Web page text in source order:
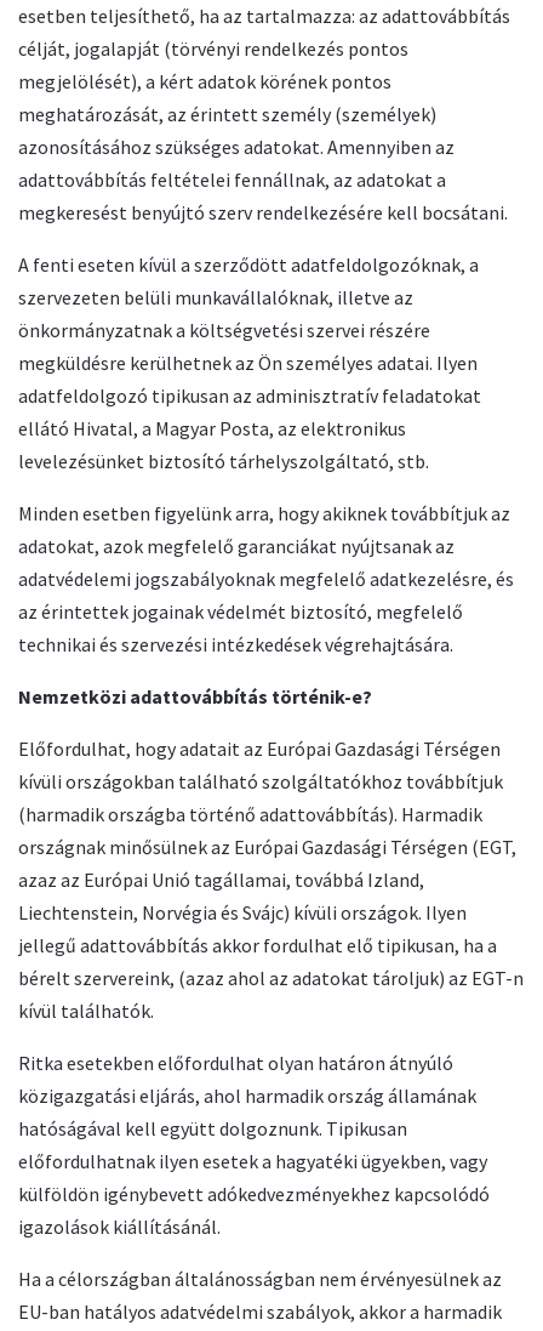
esetben teljesíthető, ha az tartalmazza: az adattovábbítás
célját, jogalapját (törvényi rendelkezés pontos
megjelölését), a kért adatok körének pontos
meghatározását, az érintett személy (személyek)
azonosításához szükséges adatokat. Amennyiben az
adattovábbítás feltételei fennállnak, az adatokat a
megkeresést benyújtó szerv rendelkezésére kell bocsátani.
A fenti eseten kívül a szerződött adatfeldolgozóknak, a
szervezeten belüli munkavállalóknak, illetve az
önkormányzatnak a költségvetési szervei részére
megküldésre kerülhetnek az Ön személyes adatai. Ilyen
adatfeldolgozó tipikusan az adminisztratív feladatokat
ellátó Hivatal, a Magyar Posta, az elektronikus
levelezésünket biztosító tárhelyszolgáltató, stb.
Minden esetben figyelünk arra, hogy akiknek továbbítjuk az
adatokat, azok megfelelő garanciákat nyújtsanak az
adatvédelemi jogszabályoknak megfelelő adatkezelésre, és
az érintettek jogainak védelmét biztosító, megfelelő
technikai és szervezési intézkedések végrehajtására.
Nemzetközi adattovábbítás történik-e?
Előfordulhat, hogy adatait az Európai Gazdasági Térségen
kívüli országokban található szolgáltatókhoz továbbítjuk
(harmadik országba történő adattovábbítás). Harmadik
országnak minősülnek az Európai Gazdasági Térségen (EGT,
azaz az Európai Unió tagállamai, továbbá Izland,
Liechtenstein, Norvégia és Svájc) kívüli országok. Ilyen
jellegű adattovábbítás akkor fordulhat elő tipikusan, ha a
bérelt szervereink, (azaz ahol az adatokat tároljuk) az EGT-n
kívül találhatók.
Ritka esetekben előfordulhat olyan határon átnyúló
közigazgatási eljárás, ahol harmadik ország államának
hatóságával kell együtt dolgoznunk. Tipikusan
előfordulhatnak ilyen esetek a hagyatéki ügyekben, vagy
külföldön igénybevett adókedvezményekhez kapcsolódó
igazolások kiállításánál.
Ha a célországban általánosságban nem érvényesülnek az
EU-ban hatályos adatvédelmi szabályok, akkor a harmadik